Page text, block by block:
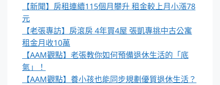
【新聞】房租連續115個月攀升 租金較上月小漲78
元
【老張專訪】房滾房 4年買4屋 張凱專挑中古公寓
租金月收10萬
【AAM觀點】老張教你如何預備退休生活的「底
氣」！
【AAM觀點】養小孩也能同步規劃優質退休生活？